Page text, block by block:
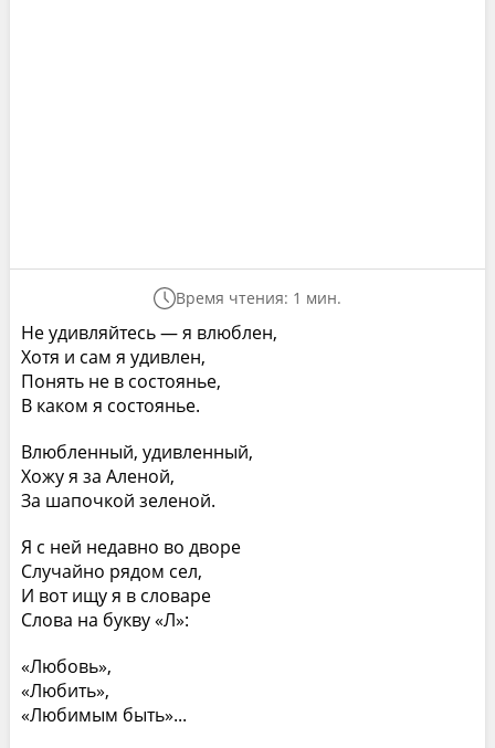
Время чтения: 1 мин.
Не удивляйтесь — я влюблен,
Хотя и сам я удивлен,
Понять не в состоянье,
В каком я состоянье.
Влюбленный, удивленный,
Хожу я за Аленой,
За шапочкой зеленой.
Я с ней недавно во дворе
Случайно рядом сел,
И вот ищу я в словаре
Слова на букву «Л»:
«Любовь»,
«Любить»,
«Любимым быть»...